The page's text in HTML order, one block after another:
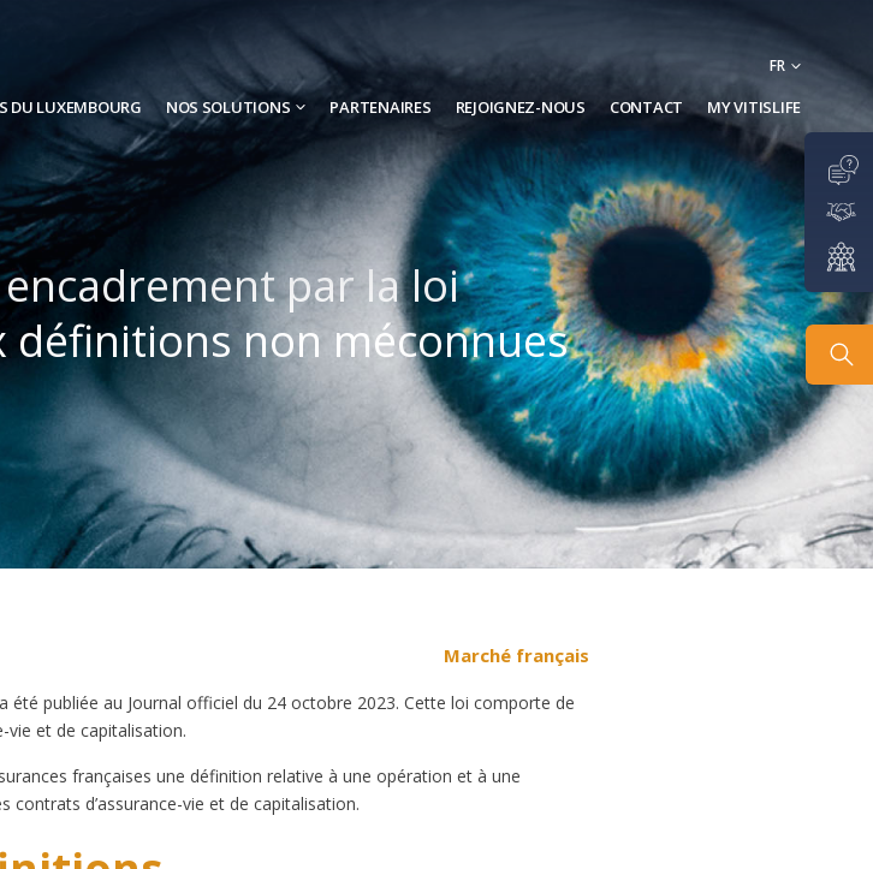
FR
DU LUXEMBOURG NOS SOLUTIONS PARTENAIRES REJOIGNEZ-NOUS CONTACT MY VITISLIFE
par la loi
non méconnues
Marché français
été publiée au Journal officiel du 24 octobre 2023. Cette loi comporte de
vie et de capitalisation.
françaises une définition relative à une opération et à une
d’assurance-vie et de capitalisation.